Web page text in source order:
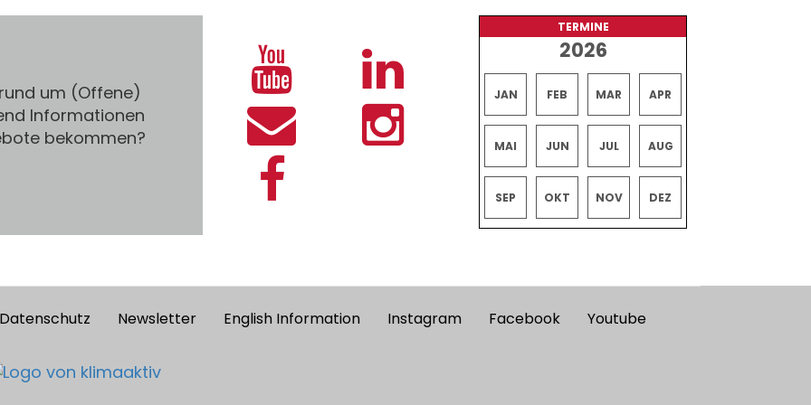
um (Offene)
Informationen
bekommen?
TERMINE
2026
JAN FEB MAR APR
MAI JUN JUL AUG
SEP OKT NOV DEZ
Datenschutz Newsletter English Information Instagram Facebook Youtube